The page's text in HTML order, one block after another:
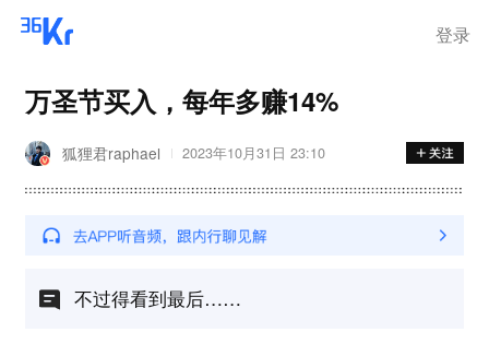
登录
万圣节买入，每年多赚14%
狐狸君raphael 2023年10月31日 23:10
不过得看到最后……